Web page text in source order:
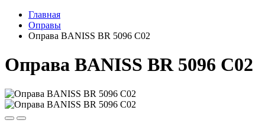
Главная
Оправы
Оправа BANISS BR 5096 C02
Оправа BANISS BR 5096 C02